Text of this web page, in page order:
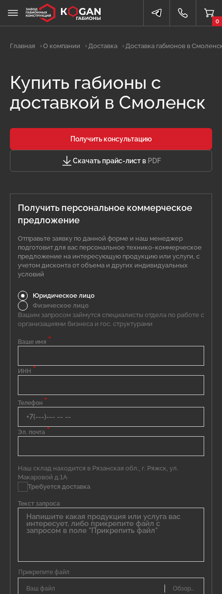
0
Главная О компании Доставка Доставка габионов в
Купить габионы с
доставкой в Смоленск
Получить консультацию
Скачать прайс-лист в PDF
Получить персональное коммерческое
предложение
Отправьте заявку по данной форме и наш менеджер
подготовит для вас персональное технико-коммерческое
предложение на интересующую продукцию или услуги, с
учетом дисконта от объема и других индивидуальных
условий
Юридическое лицо
Физическое лицо
Вашим запросом займутся специалисты отдела по работе с
организациями бизнеса и гос. структурами
Ваше имя *
ИНН *
Телефон *
Эл. почта *
Наш склад находится в Рязанская обл., г. Ряжск, ул.
Макаровой д.1А
Требуется доставка
Текст запроса
Ваш файл